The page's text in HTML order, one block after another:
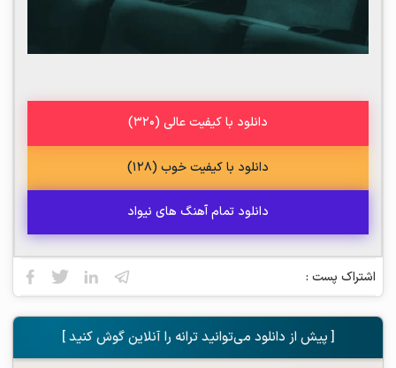
دانلود با کیفیت عالی (320)
دانلود با کیفیت خوب (128)
دانلود تمام آهنگ های نیواد
اشتراک پست :
[ پیش از دانلود می‌توانید ترانه را آنلاین گوش کنید ]